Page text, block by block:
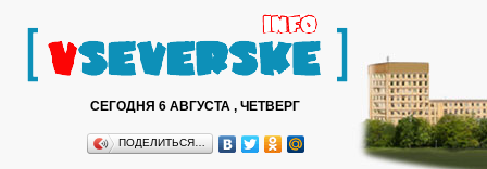
СЕГОДНЯ 6 АВГУСТА , ЧЕТВЕРГ
ПОДЕЛИТЬСЯ…